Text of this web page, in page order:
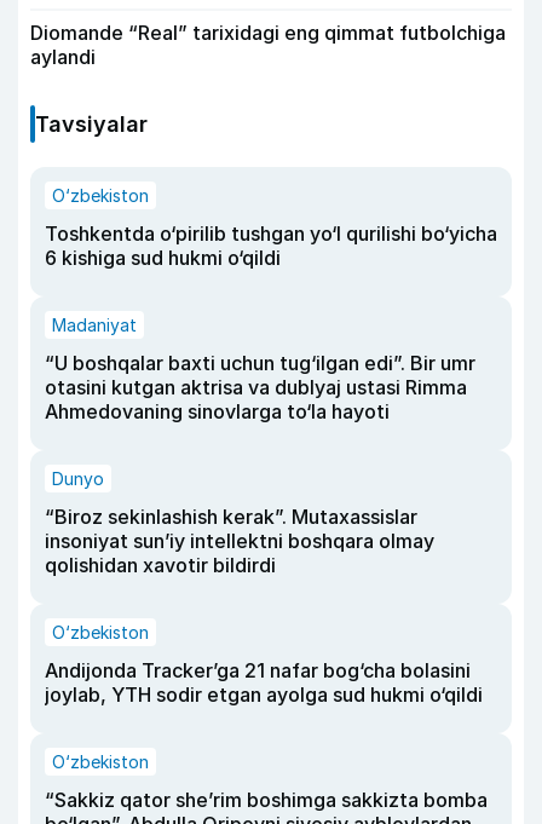
Diomande “Real” tarixidagi eng qimmat futbolchiga
aylandi
Tavsiyalar
O‘zbekiston
Toshkentda o‘pirilib tushgan yo‘l qurilishi bo‘yicha
6 kishiga sud hukmi o‘qildi
Madaniyat
“U boshqalar baxti uchun tug‘ilgan edi”. Bir umr
otasini kutgan aktrisa va dublyaj ustasi Rimma
Ahmedovaning sinovlarga to‘la hayoti
Dunyo
“Biroz sekinlashish kerak”. Mutaxassislar
insoniyat sun’iy intellektni boshqara olmay
qolishidan xavotir bildirdi
O‘zbekiston
Andijonda Tracker’ga 21 nafar bog‘cha bolasini
joylab, YTH sodir etgan ayolga sud hukmi o‘qildi
O‘zbekiston
“Sakkiz qator she’rim boshimga sakkizta bomba